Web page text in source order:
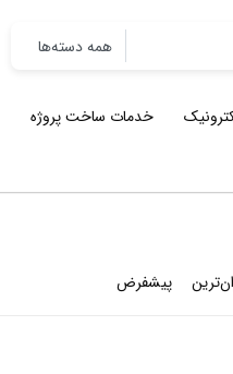
خدمات ساخت پروژه
پیشفرض